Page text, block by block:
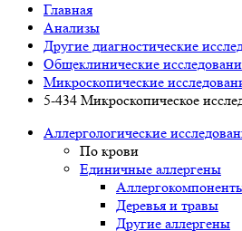
Главная
Анализы
Другие диагностические
Общеклинические
Микроскопические
5-434 Микроскопическое
Аллергологические
По крови
Единичные аллергены
Деревья и травы
Другие аллергены